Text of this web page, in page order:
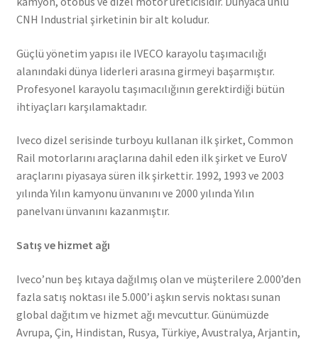
CNH Industrial şirketinin bir alt koludur.
Güçlü yönetim yapısı ile IVECO karayolu taşımacılığı
alanındaki dünya liderleri arasına girmeyi başarmıştır.
Profesyonel karayolu taşımacılığının gerektirdiği bütün
ihtiyaçları karşılamaktadır.
Iveco dizel serisinde turboyu kullanan ilk şirket, Common
Rail motorlarını araçlarına dahil eden ilk şirket ve EuroV
araçlarını piyasaya süren ilk şirkettir. 1992, 1993 ve 2003
yılında Yılın kamyonu ünvanını ve 2000 yılında Yılın
panelvanı ünvanını kazanmıştır.
Satış ve hizmet ağı
Iveco’nun beş kıtaya dağılmış olan ve müşterilere 2.000’den
fazla satış noktası ile 5.000’i aşkın servis noktası sunan
global dağıtım ve hizmet ağı mevcuttur. Günümüzde
Avrupa, Çin, Hindistan, Rusya, Türkiye, Avustralya, Arjantin,